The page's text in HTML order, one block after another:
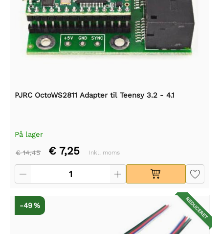
PJRC OctoWS2811 Adapter til Teensy 3.2 - 4.1
På lager
€ 14,45 € 7,25 Inkl. moms
REDUCERET
-49 %